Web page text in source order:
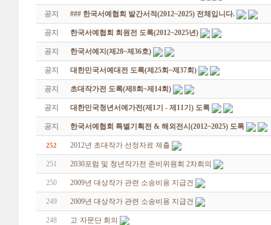
공지 ### 한국서예협회 발간서적(2012~2025) 전체입니다.
공지 한국서예협회 회원전 도록(2012~2025년)
공지 한국서예지(제28~제36호)
공지 대한민국서예대전 도록(제25회~제37회)
공지 초대작가전 도록(제8회~제14회)
공지 대한민국청년서예가전(제1기 - 제11기) 도록
공지 한국서예협회 특별기획전 & 해외전시(2012~2025) 도록
252 2012년 초대작가 선정자료 제출
251 2030포럼 및 청년작가전 준비위원회 2차회의
250 2009년 대상작가 관련 소송비용 지급건
249 2009년 대상작가 관련 소송비용 지급건
248 고·자문단 회의